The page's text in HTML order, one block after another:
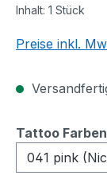
Inhalt: 1 Stück
Preise inkl.
Tattoo Farben